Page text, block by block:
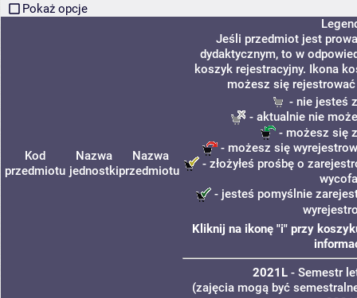
Pokaż opcje
Kod
przedmiotu
Nazwa
jednostki
Nazwa
przedmiotu
Jeśli przedmiot jest
dydaktycznym, to w
koszyk rejestracyjny. Ikona
możesz się
- nie jesteś
- aktualnie nie
- możesz się
- możesz się
- złożyłeś prośbę o
- jesteś pomyślnie
Kliknij na ikonę "i" przy
2021L - Semestr
(zajęcia mogą być